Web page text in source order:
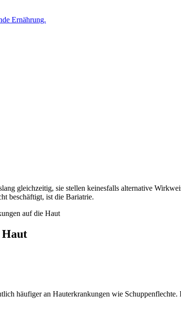
beschäftigt, ist die Bariatrie.
auf die Haut
Haut
häufiger an Hauterkrankungen wie